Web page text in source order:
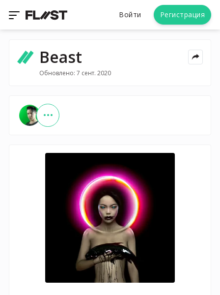
Войти Регистрация
Beast
Обновлено: 7 сент. 2020